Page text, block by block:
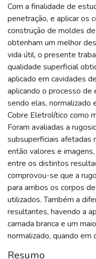
Com a finalidade de
penetração, e aplicar os
construção de moldes
obtenham um melhor
vida útil, o presente
qualidade superficial
aplicado em cavidades
aplicando o processo de
sendo elas, normalizado
Cobre Eletrolítico como
Foram avaliadas a
subsuperficiais afetadas
então valores e
entre os distintos
comprovou-se que a
para ambos os corpos
utilizados. Também a
resultantes, havendo a
camada branca e um
normalizado, quando em
Resumo